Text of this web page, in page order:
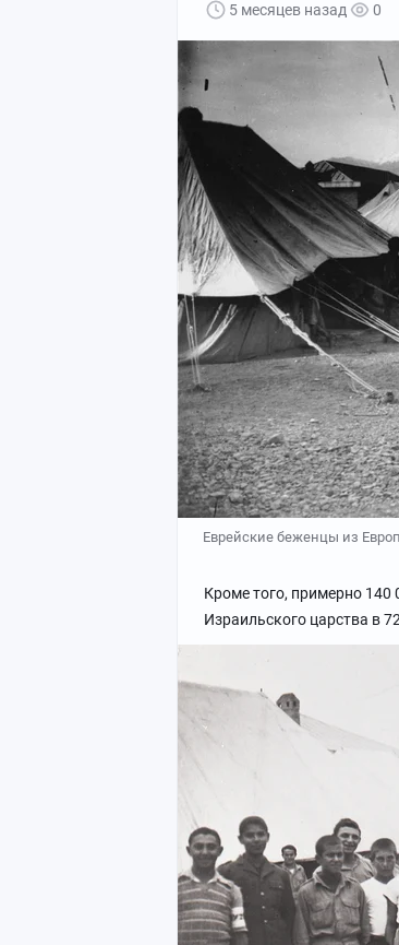
5 месяцев назад 0
Еврейские беженцы из
Кроме того, примерно 140
Израильского царства в